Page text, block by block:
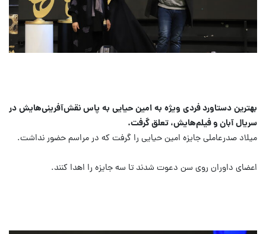
بهترین دستاورد فردی ویژه به امین حیایی به پاس نقش‌آفرینی‌هایش در
سریال آبان و فیلم‌هایش، تعلق گرفت.
میلاد صدرعاملی جایزه امین حیایی را گرفت که در مراسم حضور نداشت.
اعضای داوران روی سن دعوت شدند تا سه جایزه را اهدا کنند.